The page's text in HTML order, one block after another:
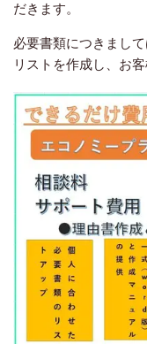
だきます。
必要書類につきまし
リストを作成し、お